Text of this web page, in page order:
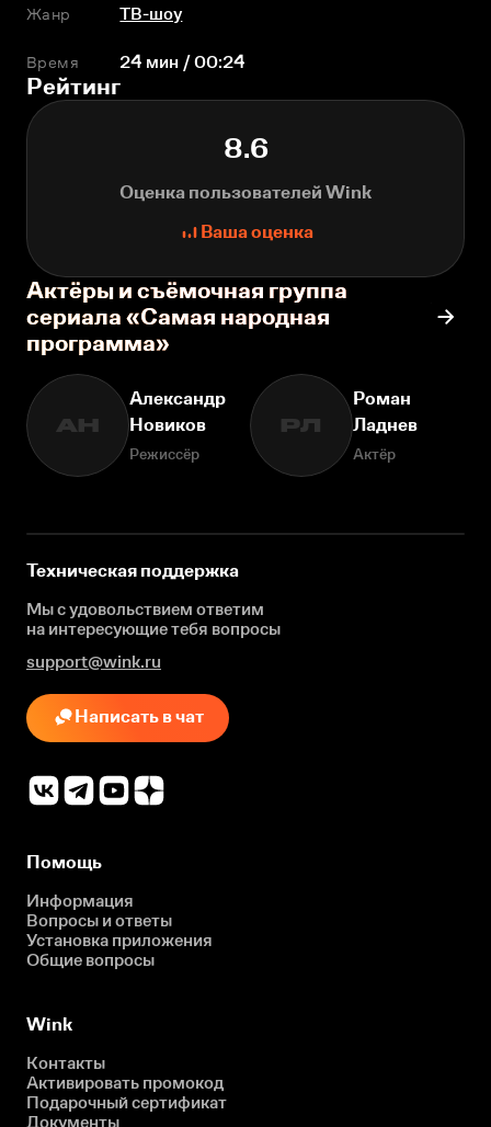
Жанр ТВ-шоу
Время 24 мин / 00:24
Рейтинг
8.6
Оценка пользователей Wink
Ваша оценка
Актёры и съёмочная группа
сериала «Самая народная
программа»
АН
Александр
Новиков
Режиссёр
РЛ
Роман
Ладнев
Актёр
Техническая поддержка
Мы с удовольствием ответим
на интересующиетебя вопросы
support@wink.ru
Написать в чат
Помощь
Информация
Вопросы и ответы
Установка приложения
Общие вопросы
Wink
Контакты
Активировать промокод
Подарочный сертификат
Документы